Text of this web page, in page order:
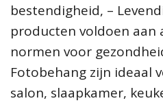
bestendigheid, –
producten voldoen aan
normen voor
Fotobehang zijn ideaal
salon, slaapkamer,